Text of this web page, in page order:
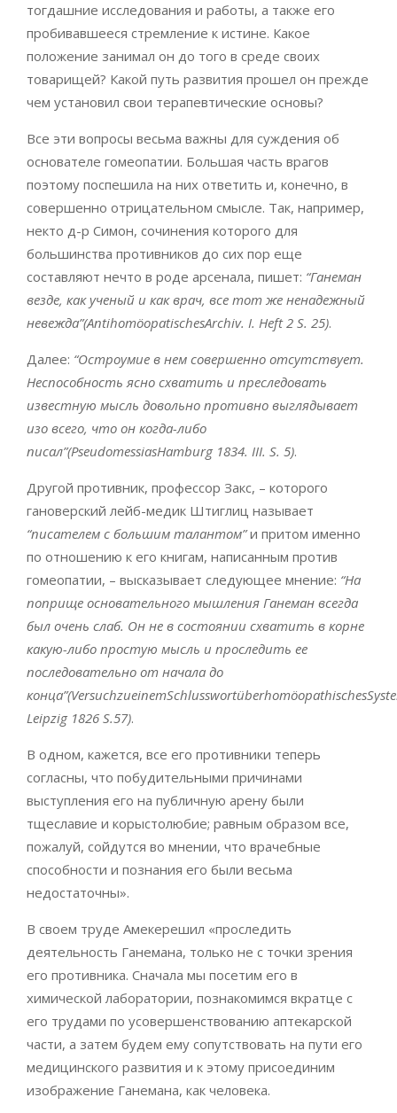
тогдашние исследования и работы, а также его
пробивавшееся стремление к истине. Какое
положение занимал он до того в среде своих
товарищей? Какой путь развития прошел он прежде
чем установил свои терапевтические основы?
Все эти вопросы весьма важны для суждения об
основателе гомеопатии. Большая часть врагов
поэтому поспешила на них ответить и, конечно, в
совершенно отрицательном смысле. Так, например,
некто д-р Симон, сочинения которого для
большинства противников до сих пор еще
составляют нечто в роде арсенала, пишет: “Ганеман
везде, как ученый и как врач, все тот же ненадежный
невежда”(AntihomöopatischesArchiv. I. Heft 2 S. 25).
Далее: “Остроумие в нем совершенно отсутствует.
Неспособность ясно схватить и преследовать
известную мысль довольно противно выглядывает
изо всего, что он когда-либо
писал”(PseudomessiasHamburg 1834. III. S. 5).
Другой противник, профессор Закс, – которого
гановерский лейб-медик Штиглиц называет
“писателем с большим талантом”и притом именно
по отношению к его книгам, написанным против
гомеопатии, – высказывает следующее мнение: “На
поприще основательного мышления Ганеман всегда
был очень слаб. Он не в состоянии схватить в корне
какую-либо простую мысль и проследить ее
последовательно от начала до
Leipzig 1826 S.57).
В одном, кажется, все его противники теперь
согласны, что побудительными причинами
выступления его на публичную арену были
тщеславие и корыстолюбие; равным образом все,
пожалуй, сойдутся во мнении, что врачебные
способности и познания его были весьма
недостаточны».
В своем труде Амекерешил «проследить
деятельность Ганемана, только не с точки зрения
его противника. Сначала мы посетим его в
химической лаборатории, познакомимся вкратце с
его трудами по усовершенствованию аптекарской
части, а затем будем ему сопутствовать на пути его
медицинского развития и к этому присоединим
изображение Ганемана, как человека.